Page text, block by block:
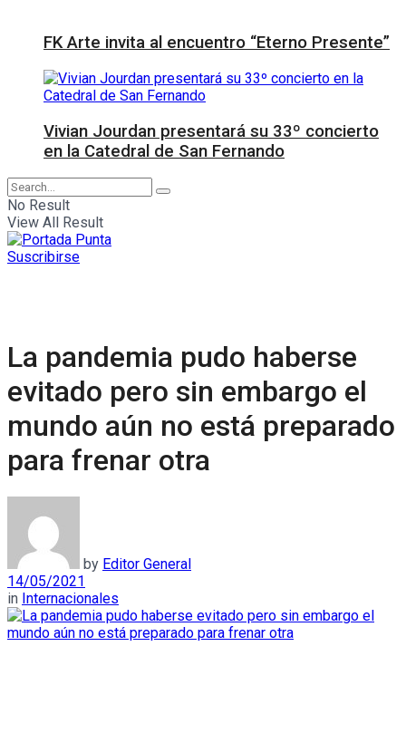
FK Arte invita al encuentro “Eterno Presente”
Vivian Jourdan presentará su 33º concierto
en la Catedral de San Fernando
No Result
View All Result
Suscribirse
La pandemia pudo haberse
evitado pero sin embargo el
mundo aún no está preparado
para frenar otra
by Editor General
14/05/2021
in Internacionales